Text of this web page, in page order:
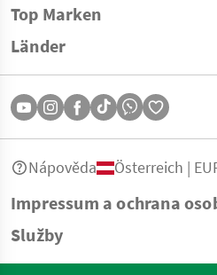
Top Marken
Länder
Impressum a ochrana
Služby
Nápověda Österreich |